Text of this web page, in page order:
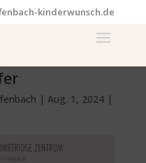
kinderwunsch.de
| Aug. 1, 2024|